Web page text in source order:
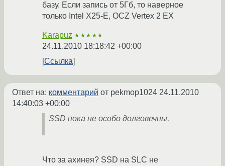
базу. Если запись от 5Гб, то наверное
только Intel X25-E, OCZ Vertex 2 EX
Karapuz ★★★★★
24.11.2010 18:18:42 +00:00
Ссылка
Ответ на: комментарий от pekmop1024 24.11.2010
14:40:03 +00:00
SSD пока не особо долговечны,
Что за ахинея? SSD на SLC не